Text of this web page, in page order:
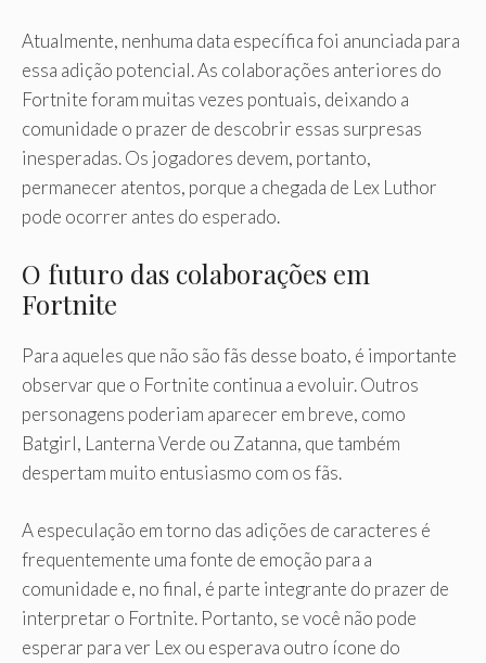
Atualmente, nenhuma data específica foi anunciada para
essa adição potencial. As colaborações anteriores do
Fortnite foram muitas vezes pontuais, deixando a
comunidade o prazer de descobrir essas surpresas
inesperadas. Os jogadores devem, portanto,
permanecer atentos, porque a chegada de Lex Luthor
pode ocorrer antes do esperado.
O futuro das colaborações em
Fortnite
Para aqueles que não são fãs desse boato, é importante
observar que o Fortnite continua a evoluir. Outros
personagens poderiam aparecer em breve, como
Batgirl, Lanterna Verde ou Zatanna, que também
despertam muito entusiasmo com os fãs.
A especulação em torno das adições de caracteres é
frequentemente uma fonte de emoção para a
comunidade e, no final, é parte integrante do prazer de
interpretar o Fortnite. Portanto, se você não pode
esperar para ver Lex ou esperava outro ícone do